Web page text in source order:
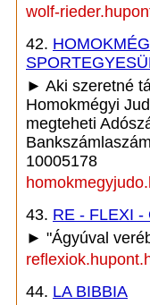
wolf-
42.
► Aki szeretné
Homokmégyi
megteheti
10005178
43. RE - FLEXI -
► "Ágyúval
44. LA BIBBIA